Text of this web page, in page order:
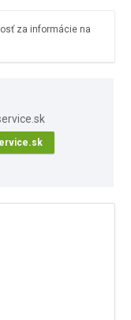
za informácie na